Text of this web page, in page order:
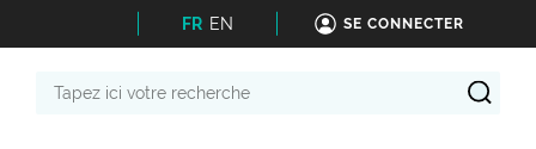
FR EN SE CONNECTER